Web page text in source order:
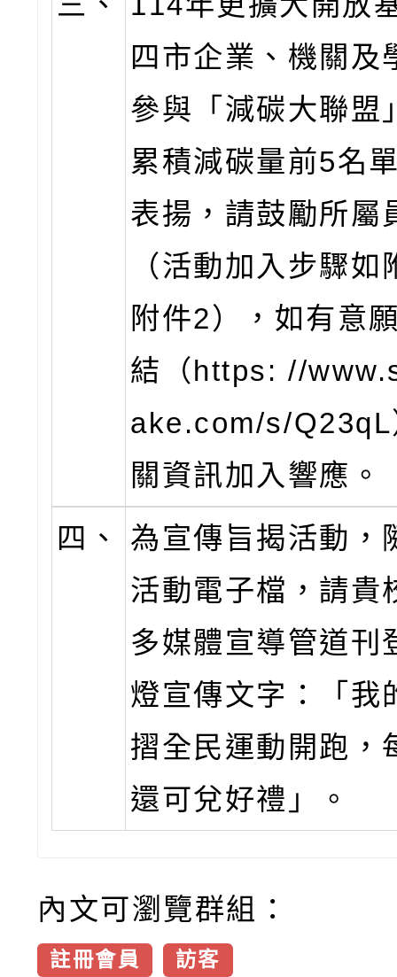
四市企業、機關及
參與「減碳大聯盟
累積減碳量前5名
表揚，請鼓勵所屬
（活動加入步驟如
附件2），如有意
結（https: //
ake.com/s/Q23qL
關資訊加入響應。
四、
為宣傳旨揭活動，
活動電子檔，請貴
多媒體宣導管道刊
燈宣傳文字：「我
摺全民運動開跑，
還可兌好禮」。
內文可瀏覽群組：
註冊會員 訪客